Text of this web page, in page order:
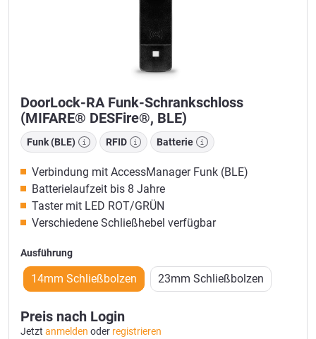
DoorLock-RA Funk-Schrankschloss
(MIFARE® DESFire®, BLE)
Funk (BLE) RFID Batterie
Verbindung mit AccessManager Funk (BLE)
Batterielaufzeit bis 8 Jahre
Taster mit LED ROT/GRÜN
Verschiedene Schließhebel verfügbar
Ausführung
14mm Schließbolzen 23mm Schließbolzen
Preis nach Login
Jetzt anmelden oder registrieren